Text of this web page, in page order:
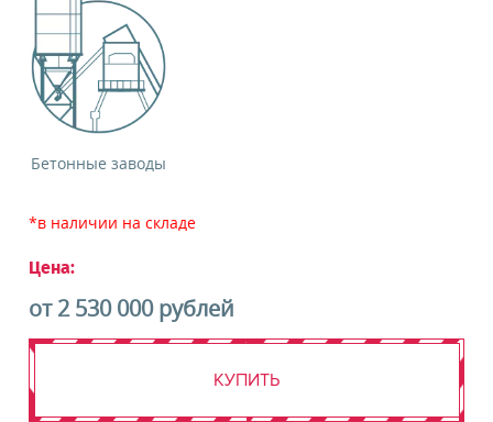
Бетонные заводы
*в наличии на складе
Цена:
от 2 530 000 рублей
КУПИТЬ
Я даю свое
информационных материалов